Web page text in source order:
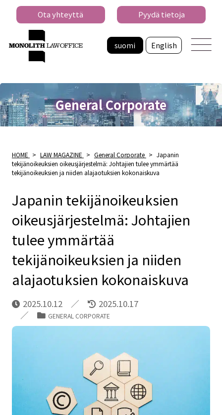
suomi English
Ota yhteyttä Pyydä tietoja
General Corporate
HOME > LAW MAGAZINE > General Corporate > Japanin
tekijänoikeuksien oikeusjärjestelmä: Johtajien tulee ymmärtää
tekijänoikeuksien ja niiden alajaotuksien kokonaiskuva
Japanin tekijänoikeuksien
oikeusjärjestelmä: Johtajien
tulee ymmärtää
tekijänoikeuksien ja niiden
alajaotuksien kokonaiskuva
2025.10.12 2025.10.17
GENERAL CORPORATE